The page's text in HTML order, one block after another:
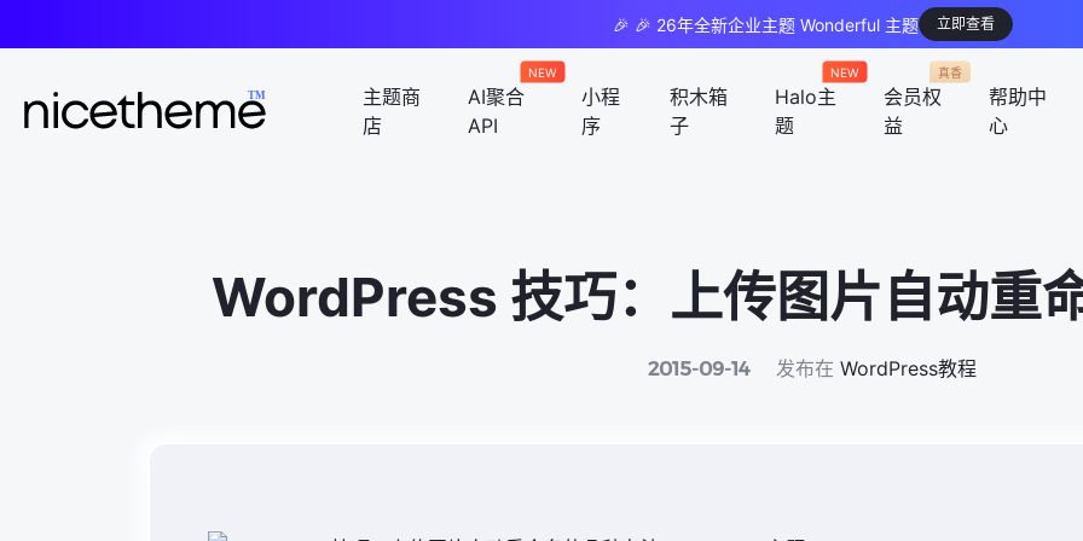
🎉 🎉 26年全新企业主题 Wonderful 主题 立即查看
主题商
店
AI聚合
API
NEW
小程
序
积木箱
子
Halo主
题
NEW
会员权
益
真香
帮助中
心
WordPress 技巧：上传图片自动重
2015-09-14 发布在 WordPress教程